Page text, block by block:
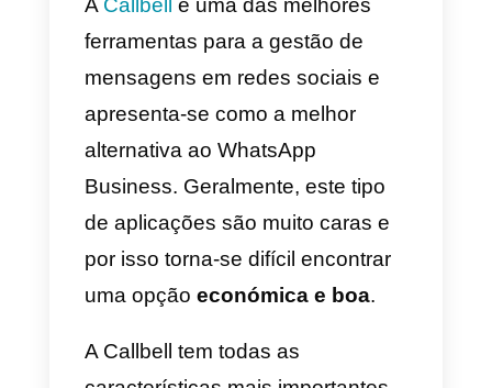
conversas. É aqui que a Callbell
entra em ação: ao possuir
características que lhe permitem
conectar vários agentes a uma
conta de WhatsApp e gerir um
grande volume de leads de
organizada, simples, com
especializadas em atendimento